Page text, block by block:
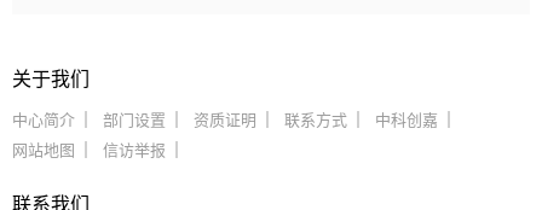
关于我们
中心简介 部门设置 资质证明 联系方式
中科创嘉
网站地图
信访举报
联系我们